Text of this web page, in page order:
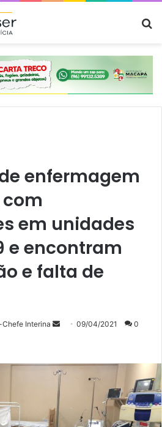
enfermagem
em unidades
e encontram
e falta de
Interina
Mande
mail
09/04/2021 0